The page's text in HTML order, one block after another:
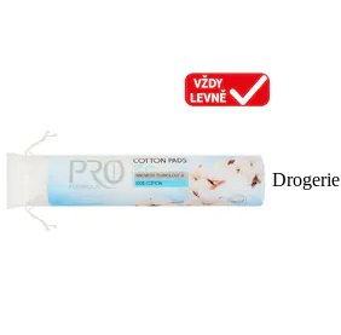
Drogerie